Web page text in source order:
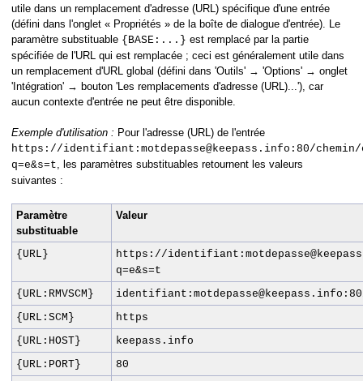
utile dans un remplacement d'adresse (URL) spécifique d'une entrée
(défini dans l'onglet « Propriétés » de la boîte de dialogue d'entrée). Le
paramètre substituable {BASE:...} est remplacé par la partie
spécifiée de l'URL qui est remplacée ; ceci est généralement utile dans
un remplacement d'URL global (défini dans 'Outils' → 'Options' → onglet
'Intégration' → bouton 'Les remplacements d'adresse (URL)...'), car
aucun contexte d'entrée ne peut être disponible.
Exemple d'utilisation : Pour l'adresse (URL) de l'entrée
https://identifiant:motdepasse@keepass.info:80/chemin/
q=e&s=t, les paramètres substituables retournent les valeurs
suivantes :
Paramètre
substituable
Valeur
{URL}
https://
q=e&s=t
{URL:RMVSCM}
{URL:SCM}
https
{URL:HOST}
keepass.info
{URL:PORT}
80